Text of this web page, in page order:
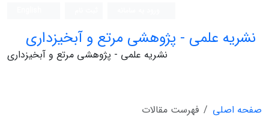
نشریه علمی - پژوهشی مرتع و آبخیزداری
نشریه علمی - پژوهشی مرتع و آبخیزداری
صفحه اصلی
فهرست مقالات